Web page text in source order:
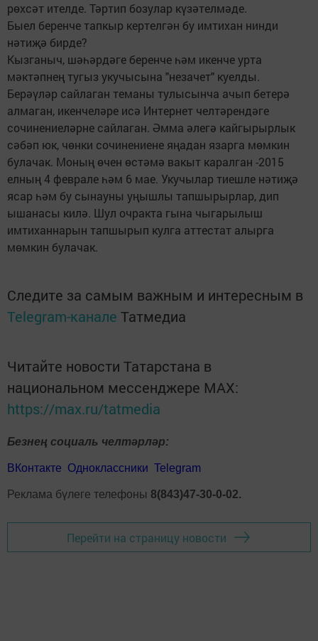
рөхсәт ителде. Тәртип бозулар күзәтелмәде.
Быел беренче тапкыр кертелгән бу имтихан нинди
нәтиҗә бирде?
Кызганыч, шәһәрдәге беренче һәм икенче урта
мәктәпнең тугыз укучысына "незачет" куелды.
Берәүләр сайлаган теманы тулысынча ачып бетерә
алмаган, икенчеләре исә Интернет челтәрендәге
сочинениеләрне сайлаган. Әмма әлегә кайгырырлык
сәбәп юк, чөнки сочинениене яңадан язарга мөмкин
булачак. Моның өчен өстәмә вакыт каралган -2015
елның 4 феврале һәм 6 мае. Укучылар тиешле нәтиҗә
ясар һәм бу сынауны уңышлы тапшырырлар, дип
ышанасы килә. Шул очракта гына чыгарылыш
имтиханнарын тапшырып кулга аттестат алырга
мөмкин булачак.
Следите за самым важным и интересным в
Telegram-канале Татмедиа
Читайте новости Татарстана в
национальном мессенджере MАХ:
https://max.ru/tatmedia
Безнең социаль челтәрләр:
ВКонтакте Одноклассники Telegram
Реклама бүлеге телефоны 8(843)47-30-0-02.
Перейти на страницу новости